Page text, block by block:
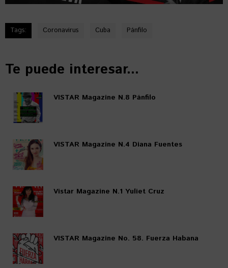
Tags: Coronavirus Cuba Pánfilo
Te puede interesar...
VISTAR Magazine N.8 Pánfilo
VISTAR Magazine N.4 Diana Fuentes
Vistar Magazine N.1 Yuliet Cruz
VISTAR Magazine No. 58. Fuerza Habana